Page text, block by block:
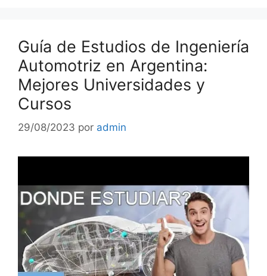
Guía de Estudios de Ingeniería
Automotriz en Argentina:
Mejores Universidades y
Cursos
29/08/2023 por admin